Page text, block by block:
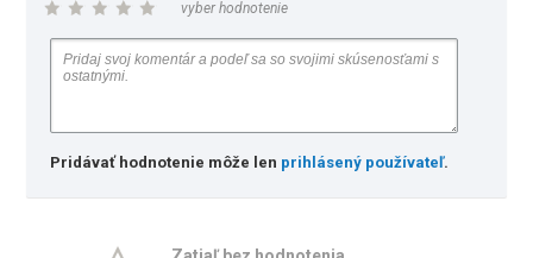
vyber hodnotenie
Pridávať hodnotenie môže len prihlásený používateľ.